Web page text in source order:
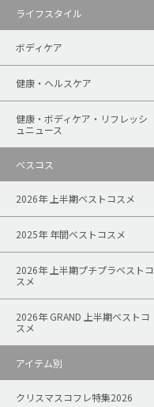
ライフスタイル
ボディケア
健康・ヘルスケア
健康・ボディケア・リフレッシ
ュニュース
ベスコス
2026年 上半期ベストコスメ
2025年 年間ベストコスメ
2026年 上半期プチプラベストコ
スメ
2026年 GRAND 上半期ベストコ
スメ
アイテム別
クリスマスコフレ特集2026